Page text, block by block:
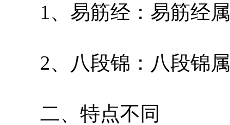
1、易筋经：易筋经属
2、八段锦：八段锦属
二、特点不同